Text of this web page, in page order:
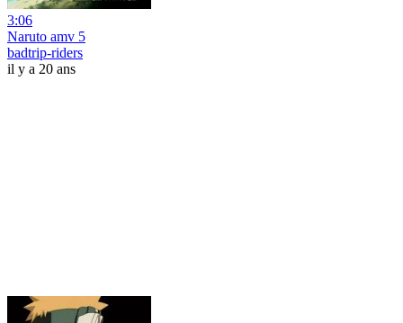
3:06
Naruto amv 5
badtrip-riders
il y a 20 ans